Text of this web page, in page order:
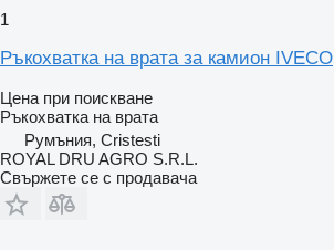
1
Ръкохватка на врата за камион IVECO
Цена при поискване
Ръкохватка на врата
Румъния, Cristesti
ROYAL DRU AGRO S.R.L.
Свържете се с продавача